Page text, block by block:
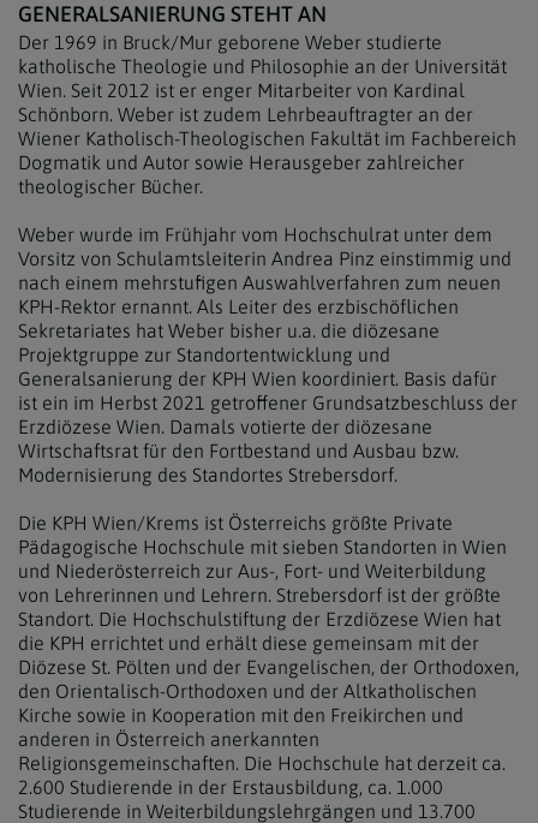
GENERALSANIERUNG STEHT AN
Der 1969 in Bruck/Mur geborene Weber studierte
katholische Theologie und Philosophie an der Universität
Wien. Seit 2012 ist er enger Mitarbeiter von Kardinal
Schönborn. Weber ist zudem Lehrbeauftragter an der
Wiener Katholisch-Theologischen Fakultät im Fachbereich
Dogmatik und Autor sowie Herausgeber zahlreicher
theologischer Bücher.
Weber wurde im Frühjahr vom Hochschulrat unter dem
Vorsitz von Schulamtsleiterin Andrea Pinz einstimmig und
nach einem mehrstufigen Auswahlverfahren zum neuen
KPH-Rektor ernannt. Als Leiter des erzbischöflichen
Sekretariates hat Weber bisher u.a. die diözesane
Projektgruppe zur Standortentwicklung und
Generalsanierung der KPH Wien koordiniert. Basis dafür
ist ein im Herbst 2021 getroffener Grundsatzbeschluss der
Erzdiözese Wien. Damals votierte der diözesane
Wirtschaftsrat für den Fortbestand und Ausbau bzw.
Modernisierung des Standortes Strebersdorf.
Die KPH Wien/Krems ist Österreichs größte Private
Pädagogische Hochschule mit sieben Standorten in Wien
und Niederösterreich zur Aus-, Fort- und Weiterbildung
von Lehrerinnen und Lehrern. Strebersdorf ist der größte
Standort. Die Hochschulstiftung der Erzdiözese Wien hat
die KPH errichtet und erhält diese gemeinsam mit der
Diözese St. Pölten und der Evangelischen, der Orthodoxen,
den Orientalisch-Orthodoxen und der Altkatholischen
Kirche sowie in Kooperation mit den Freikirchen und
anderen in Österreich anerkannten
Religionsgemeinschaften. Die Hochschule hat derzeit ca.
2.600 Studierende in der Erstausbildung, ca. 1.000
Studierende in Weiterbildungslehrgängen und 13.700